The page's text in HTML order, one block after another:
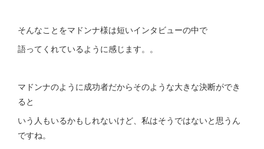
そんなことをマドンナ様は短いインタビューの中で
語ってくれているように感じます。。
マドンナのように成功者だからそのような大きな決断ができ
ると
いう人もいるかもしれないけど、私はそうではないと思うん
ですね。